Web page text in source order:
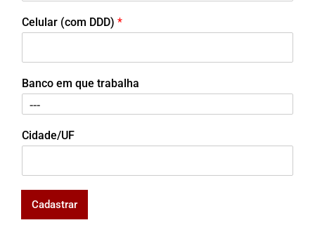
Celular (com DDD) *
Banco em que trabalha
Cidade/UF
Cadastrar